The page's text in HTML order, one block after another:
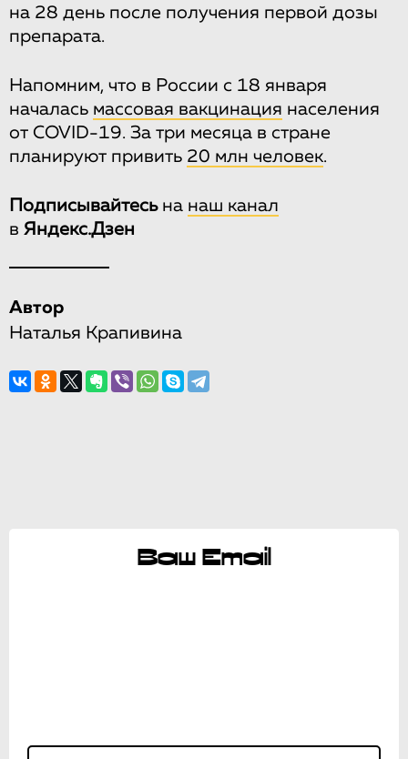
на 28 день после получения первой дозы
препарата.
Напомним, что в России с 18 января
началась массовая вакцинация населения
от COVID-19. За три месяца в стране
планируют привить 20 млн человек.
Подписывайтесьна наш канал
в Яндекс.Дзен
Автор
Наталья Крапивина
Ваш Email